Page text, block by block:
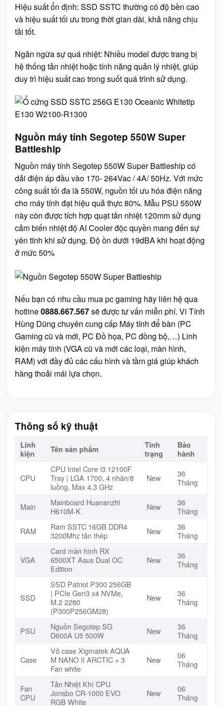
Hiệu suất ổn định: SSD SSTC thường có độ bền cao
và hiệu suất tối ưu trong thời gian dài, khả năng chịu
tải tốt.
Ngăn ngừa sự quá nhiệt: Nhiều model được trang bị
hệ thống tản nhiệt hoặc tính năng quản lý nhiệt, giúp
duy trì hiệu suất cao trong suốt quá trình sử dụng.
Nguồn máy tính Segotep 550W Super
Battleship
Nguồn máy tính Segotep 550W Super Battleship có
dải điện áp đầu vào 170- 264Vac / 4A/ 50Hz. Với mức
công suất tối đa là 550W, nguồn tối ưu hóa điện năng
cho máy tính đạt hiệu quả thực 80%. Mẫu PSU 550W
này còn được tích hợp quạt tản nhiệt 120mm sử dụng
cảm biến nhiệt độ AI Cooler độc quyền mang đến sự
yên tĩnh khi sử dụng. Độ ồn dưới 19dBA khi hoạt động
ở mức 50%
Nếu bạn có nhu cầu mua pc gaming hãy liên hệ qua
hotline0888.667.567sẽ được tư vấn miễn phí. Vi Tính
Hùng Dũng chuyên cung cấp Máy tính để bàn (PC
Gaming cũ và mới, PC Đồ họa, PC đồng bộ,…) Linh
kiện máy tính (VGA cũ và mới các loại, màn hình,
RAM) với đầy đủ các cấu hình và tầm giá giúp khách
hàng thoải mái lựa chọn.
Thông số kỹ thuật
Linh
kiện
Tên sản phẩm
Tình
trạng
Bảo
hành
CPU
CPU Intel Core i3 12100F
Tray | LGA 1700, 4 nhân/8
luồng, Max 4.3 GHz
New
36
Tháng
Main
Mainboard Huananzhi
H610M-K
New
36
Tháng
RAM
Ram SSTC 16GB DDR4
3200Mhz tản thép
New
36
Tháng
VGA
Card màn hình RX
6500XT Asus Dual OC
Edition
New
36
Tháng
SSD
SSD Patriot P300 256GB
| PCIe Gen3 x4 NVMe,
M.2 2280
(P300P256GM28)
New
36
Tháng
PSU
Nguồn Segotep SG
D600A U5 500W
New
36
Tháng
Case
Vỏ case Xigmatek AQUA
M NANO II ARCTIC + 3
Fan white
New
06
Tháng
Fan
CPU
Tản Nhiệt Khí CPU
Jonsbo CR-1000 EVO
RGB White
New
06
Tháng